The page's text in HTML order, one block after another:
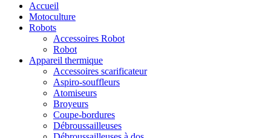
Accueil
Motoculture
Robots
Accessoires Robot
Robot
Appareil thermique
Accessoires scarificateur
Aspiro-souffleurs
Atomiseurs
Broyeurs
Coupe-bordures
Débroussailleuses